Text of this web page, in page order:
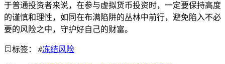
于普通投资者来说，在参与虚拟货币投资时，一定要保持高度
的谨慎和理性，如同在布满陷阱的丛林中前行，避免陷入不必
要的风险之中，守护好自己的财富。
标签： #冻结风险